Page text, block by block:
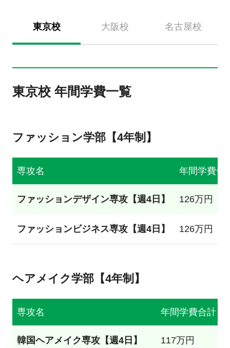
東京校 大阪校 名古屋校
東京校 年間学費一覧
ファッション学部【4年制】
専攻名 年間学費合
ファッションデザイン専攻【週4日】 126万円
ファッションビジネス専攻【週4日】 126万円
ヘアメイク学部【4年制】
専攻名 年間学費合計
韓国ヘアメイク専攻【週4日】 117万円